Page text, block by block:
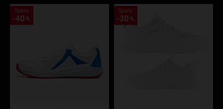
Spara
40 %
Spara
30 %